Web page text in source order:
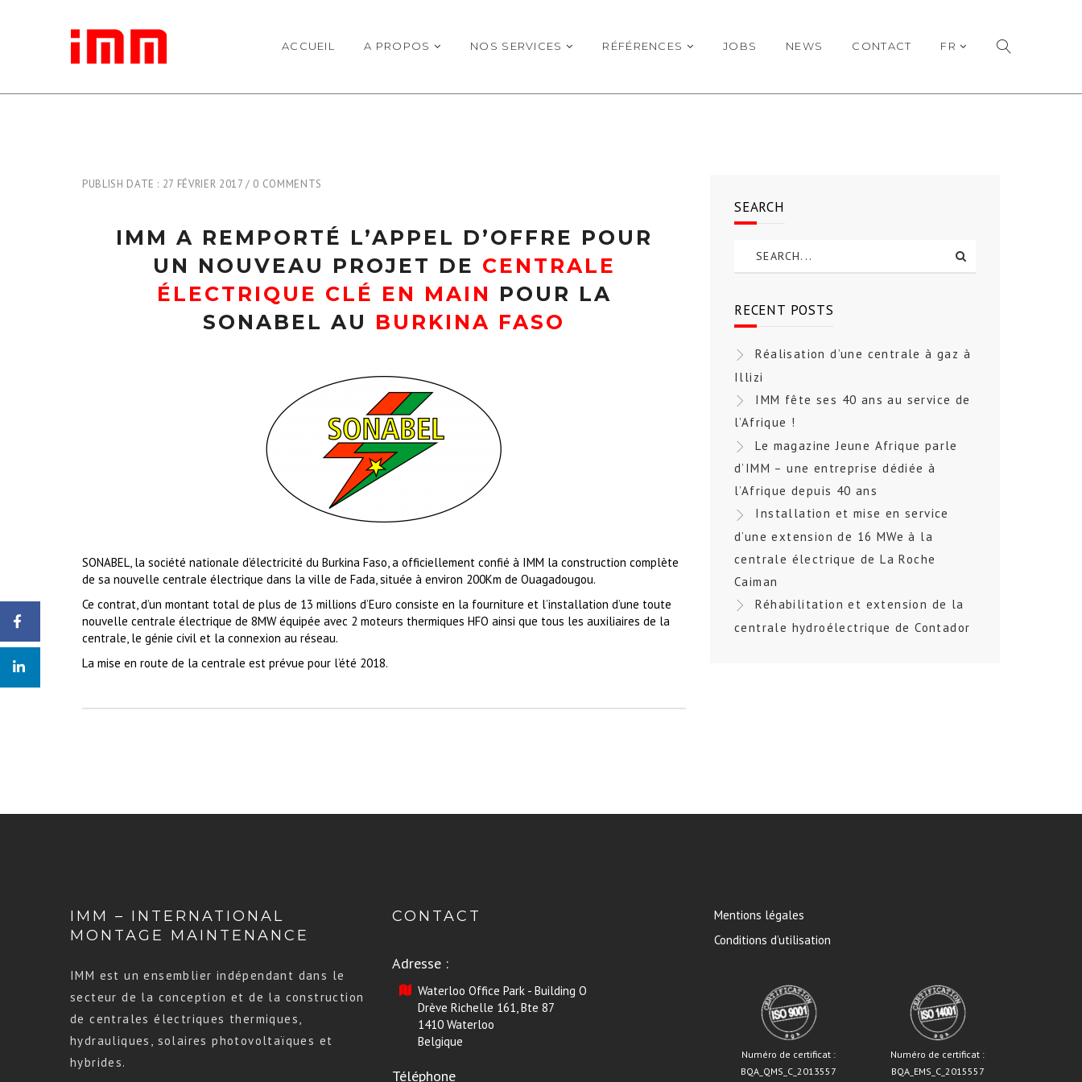
ACCUEIL A PROPOS NOS SERVICES RÉFÉRENCES JOBS NEWS CONTACT FR
PUBLISH DATE : 27 FÉVRIER 2017 0 COMMENTS
IMM A REMPORTÉ L’APPEL D’OFFRE POUR
UN NOUVEAU PROJET DE CENTRALE
ÉLECTRIQUE CLÉ EN MAIN POUR LA
SONABEL AU BURKINA FASO
SONABEL, la société nationale d’électricité du Burkina Faso, a officiellement confié à IMM la construction complète
de sa nouvelle centrale électrique dans la ville de Fada, située à environ 200Km de Ouagadougou.
Ce contrat, d’un montant total de plus de 13 millions d’Euro consiste en la fourniture et l’installation d’une toute
nouvelle centrale électrique de 8MW équipée avec 2 moteurs thermiques HFO ainsi que tous les auxiliaires de la
centrale, le génie civil et la connexion au réseau.
La mise en route de la centrale est prévue pour l’été 2018.
SEARCH
RECENT POSTS
Réalisation d’une centrale à gaz à
Illizi
IMM fête ses 40 ans au service de
l’Afrique !
Le magazine Jeune Afrique parle
d’IMM – une entreprise dédiée à
l’Afrique depuis 40 ans
Installation et mise en service
d’une extension de 16 MWe à la
centrale électrique de La Roche
Caiman
Réhabilitation et extension de la
centrale hydroélectrique de Contador
IMM – INTERNATIONAL
MONTAGE MAINTENANCE
IMM est un ensemblier indépendant dans le
secteur de la conception et de la construction
de centrales électriques thermiques,
hydrauliques, solaires photovoltaïques et
hybrides.
CONTACT
Adresse :
Waterloo Office Park - Building O
Drève Richelle 161, Bte 87
1410 Waterloo
Belgique
Téléphone
Mentions légales
Conditions d’utilisation
Numéro de certificat :
BQA_QMS_C_2013557
Numéro de certificat :
BQA_EMS_C_2015557